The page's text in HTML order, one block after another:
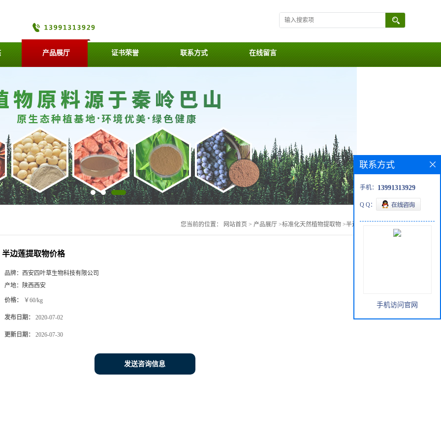
产品展厅 证书荣誉 联系方式 在线留言
您当前的位置： 网站首页 > 产品展厅 >标准化天然植物提取物 >半边莲提取物价格
半边莲提取物价格
品牌： 西安四叶草生物科技有限公司
产地：
陕西西安
价格： ￥60/kg
发布日期： 2020-07-02
更新日期： 2026-07-30
发送咨询信息
联系方式
手机： 13991313929
Q Q：
手机访问官网